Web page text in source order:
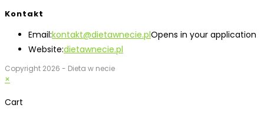
Kontakt
Email:kontakt@dietawnecie.plOpens in your application
Website:dietawnecie.pl
Copyright 2026 - Dieta w necie
×
Cart